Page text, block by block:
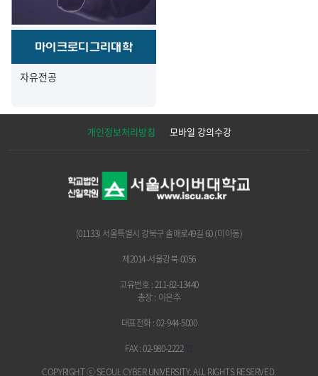
마이크로디그리대학
자유전공
개인정보처리방침 모바일 강의수강
(01133) 서울특별시 강북구 솔매로49길 60 (미아동)
제2014-서울강북-0056
고유번호 : 211-82-13440
총장 : 이은주
대표전화 : 02-944-5000
FAX : 02-980-2222
COPYRIGHT ⓒ SEOUL CYBER UNIVERSITY.ALL RIGHTS RESERVED.